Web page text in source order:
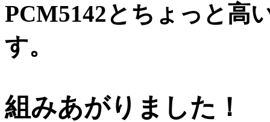
PCM5142とちょっと高
す。
組みあがりました！